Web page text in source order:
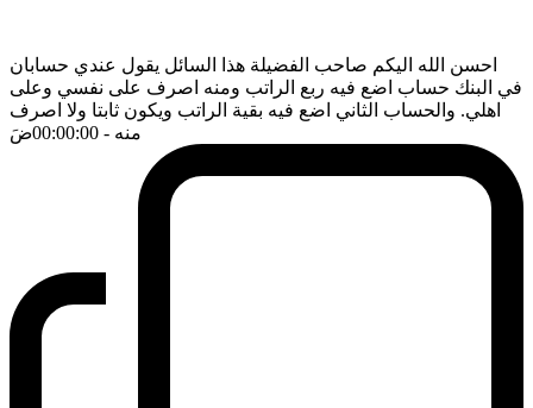
احسن الله اليكم صاحب الفضيلة هذا السائل يقول عندي حسابان
في البنك حساب اضع فيه ربع الراتب ومنه اصرف على نفسي وعلى
اهلي. والحساب الثاني اضع فيه بقية الراتب ويكون ثابتا ولا اصرف
منه - 00:00:00 ضَ